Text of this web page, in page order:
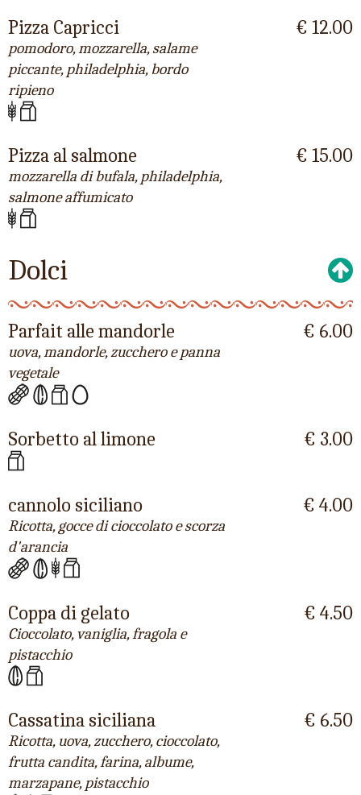
Pizza Capricci
pomodoro, mozzarella, salame
piccante, philadelphia, bordo
ripieno
€ 12.00
Pizza al salmone
mozzarella di bufala, philadelphia,
salmone affumicato
€ 15.00
Dolci
Parfait alle mandorle
uova, mandorle, zucchero e panna
vegetale
€ 6.00
Sorbetto al limone € 3.00
cannolo siciliano
Ricotta, gocce di cioccolato e scorza
d'arancia
€ 4.00
Coppa di gelato
Cioccolato, vaniglia, fragola e
pistacchio
€ 4.50
Cassatina siciliana
Ricotta, uova, zucchero, cioccolato,
frutta candita, farina, albume,
marzapane, pistacchio
€ 6.50